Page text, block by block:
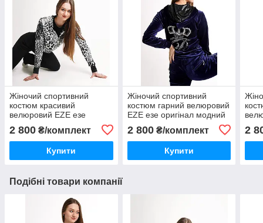
Жіночий спортивний
костюм красивий
велюровий EZE езе
2 800 ₴/комплект
Купити
Жіночий спортивний
костюм гарний велюровий
EZE езе оригінал модний
2 800₴/комплект
Купити
2
Подібні товари компанії